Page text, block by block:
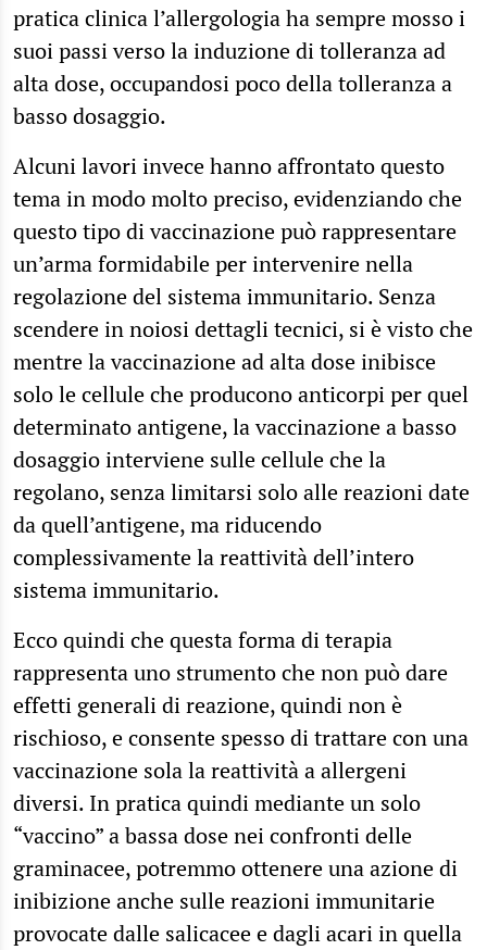
pratica clinica l’allergologia ha sempre mosso i
suoi passi verso la induzione di tolleranza ad
alta dose, occupandosi poco della tolleranza a
basso dosaggio.
Alcuni lavori invece hanno affrontato questo
tema in modo molto preciso, evidenziando che
questo tipo di vaccinazione può rappresentare
un’arma formidabile per intervenire nella
regolazione del sistema immunitario. Senza
scendere in noiosi dettagli tecnici, si è visto che
mentre la vaccinazione ad alta dose inibisce
solo le cellule che producono anticorpi per quel
determinato antigene, la vaccinazione a basso
dosaggio interviene sulle cellule che la
regolano, senza limitarsi solo alle reazioni date
da quell’antigene, ma riducendo
complessivamente la reattività dell’intero
sistema immunitario.
Ecco quindi che questa forma di terapia
rappresenta uno strumento che non può dare
effetti generali di reazione, quindi non è
rischioso, e consente spesso di trattare con una
vaccinazione sola la reattività a allergeni
diversi. In pratica quindi mediante un solo
“vaccino” a bassa dose nei confronti delle
graminacee, potremmo ottenere una azione di
inibizione anche sulle reazioni immunitarie
provocate dalle salicacee e dagli acari in quella